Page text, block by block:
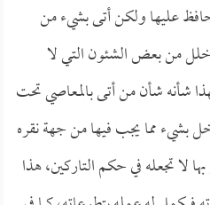
عليها ولكن أتى بشيء من
خلل من بعض الشئون التي لا
شأنه شأن من أتى بالمعاصي تحت
بشيء مما يجب فيها من جهة نقره
لا تجعله في حكم التاركين، هذا